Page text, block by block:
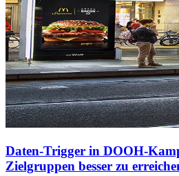
Daten-Trigger in DOOH-
Zielgruppen besser zu